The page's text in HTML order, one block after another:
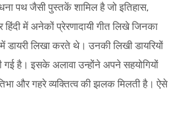
पथ जैसी पुस्तकें शामिल है जो इतिहास,
में अनेकों प्रेरणादायी गीत लिखे जिनका
लिखा करते थे। उनकी लिखी डायरियों
है। इसके अलावा उन्होंने अपने सहयोगियों
और गहरे व्यक्तित्व की झलक मिलती है। ऐसे